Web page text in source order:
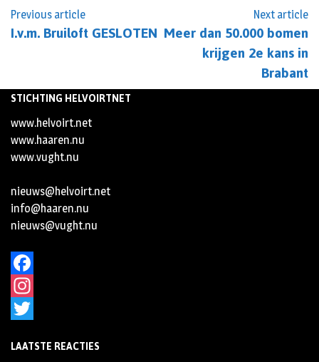
Previous article
I.v.m. Bruiloft GESLOTEN
Next article
Meer dan 50.000 bomen
krijgen 2e kans in
Brabant
STICHTING HELVOIRTNET
www.helvoirt.net
www.haaren.nu
www.vught.nu
nieuws@helvoirt.net
info@haaren.nu
nieuws@vught.nu
Facebook
Instagram
LAATSTE REACTIES